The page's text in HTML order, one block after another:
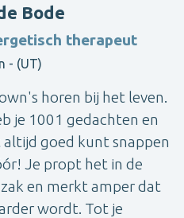
Bode
therapeut
- (UT)
horen bij het leven.
je 1001 gedachten en
goed kunt snappen
Je propt het in de
en merkt amper dat
wordt. Tot je